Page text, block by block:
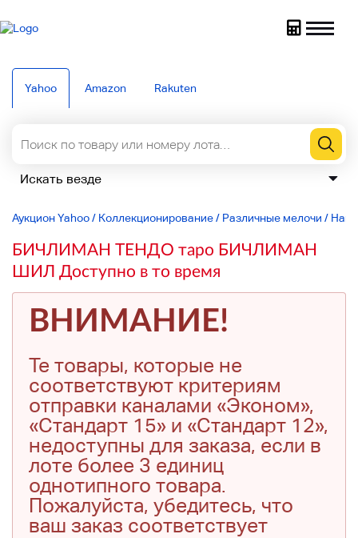
Yahoo Amazon Rakuten
Аукцион Yahoo/ Коллекционирование/ Различные мелочи /
БИЧЛИМАН ТЕНДО таро БИЧЛИМАН
ШИЛ Доступно в то время
ВНИМАНИЕ!
Те товары, которые не
соответствуют критериям
отправки каналами «Эконом»,
«Стандарт 15» и «Стандарт 12»,
недоступны для заказа, если в
лоте более 3 единиц
однотипного товара.
Пожалуйста, убедитесь, что
ваш заказ соответствует